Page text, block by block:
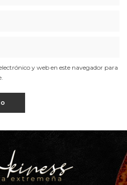
y web en este navegador para